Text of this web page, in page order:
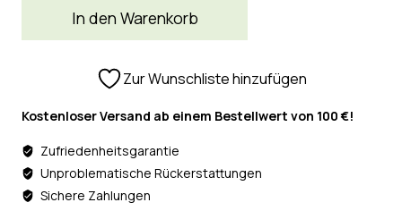
In den Warenkorb
Zur Wunschliste hinzufügen
Kostenloser Versand ab einem Bestellwert von 100 €!
Zufriedenheitsgarantie
Unproblematische Rückerstattungen
Sichere Zahlungen